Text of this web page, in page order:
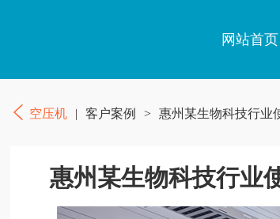
网站首页
空压机 | 客户案例 > 惠州某生物科技行业
惠州某生物科技行业